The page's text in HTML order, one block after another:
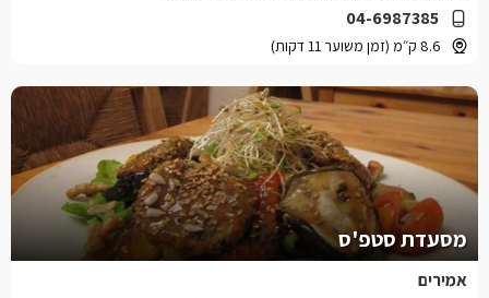
04-6987385
8.6 ק״מ (זמן משוער 11 דקות)
מסעדת סטפ'ס
אמירים